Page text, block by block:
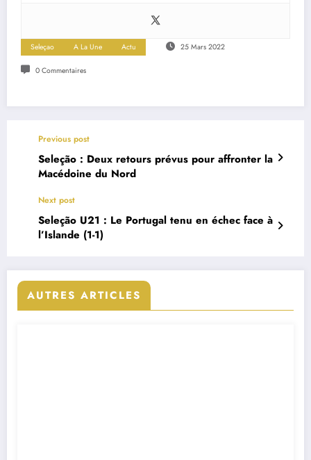
Seleçao A La Une Actu 25 Mars 2022
0 Commentaires
Previous post
Seleção : Deux retours prévus pour affronter la
Macédoine du Nord
Next post
Seleção U21 : Le Portugal tenu en échec face à
l’Islande (1-1)
AUTRES ARTICLES